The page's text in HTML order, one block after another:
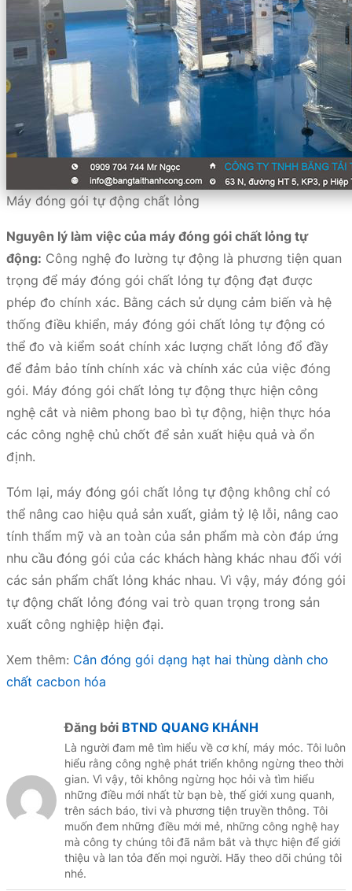
Máy đóng gói tự động chất lỏng
Nguyên lý làm việc của máy đóng gói chất lỏng tự
động: Công nghệ đo lường tự động là phương tiện quan
trọng để máy đóng gói chất lỏng tự động đạt được
phép đo chính xác. Bằng cách sử dụng cảm biến và hệ
thống điều khiển, máy đóng gói chất lỏng tự động có
thể đo và kiểm soát chính xác lượng chất lỏng đổ đầy
để đảm bảo tính chính xác và chính xác của việc đóng
gói. Máy đóng gói chất lỏng tự động thực hiện công
nghệ cắt và niêm phong bao bì tự động, hiện thực hóa
các công nghệ chủ chốt để sản xuất hiệu quả và ổn
định.
Tóm lại, máy đóng gói chất lỏng tự động không chỉ có
thể nâng cao hiệu quả sản xuất, giảm tỷ lệ lỗi, nâng cao
tính thẩm mỹ và an toàn của sản phẩm mà còn đáp ứng
nhu cầu đóng gói của các khách hàng khác nhau đối với
các sản phẩm chất lỏng khác nhau. Vì vậy, máy đóng gói
tự động chất lỏng đóng vai trò quan trọng trong sản
xuất công nghiệp hiện đại.
Xem thêm: Cân đóng gói dạng hạt hai thùng dành cho
chất cacbon hóa
Đăng bởi BTND QUANG KHÁNH
Là người đam mê tìm hiểu về cơ khí, máy móc. Tôi luôn
hiểu rằng công nghệ phát triển không ngừng theo thời
gian. Vì vậy, tôi không ngừng học hỏi và tìm hiểu
những điều mới nhất từ bạn bè, thế giới xung quanh,
trên sách báo, tivi và phương tiện truyền thông. Tôi
muốn đem những điều mới mẻ, những công nghệ hay
mà công ty chúng tôi đã nắm bắt và thực hiện để giới
thiệu và lan tỏa đến mọi người. Hãy theo dõi chúng tôi
nhé.